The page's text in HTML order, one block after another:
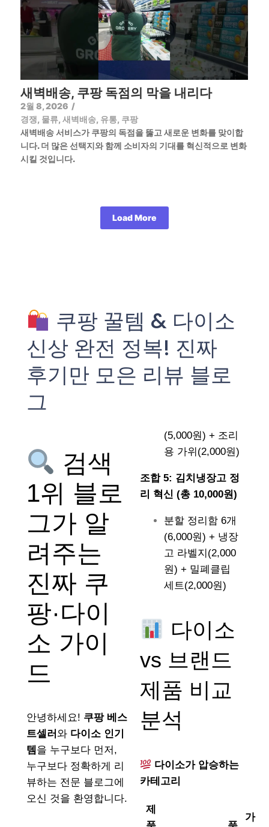
새벽배송, 쿠팡 독점의 막을 내리다
2월 8, 2026 /
경쟁, 물류, 새벽배송, 유통, 쿠팡
새벽배송 서비스가 쿠팡의 독점을 뚫고 새로운 변화를 맞이합
니다. 더 많은 선택지와 함께 소비자의 기대를 혁신적으로 변화
시킬 것입니다.
Load More
쿠팡 꿀템 & 다이소
신상 완전 정복! 진짜
후기만 모은 리뷰 블로
그
검색
1위 블로
그가 알
려주는
진짜 쿠
팡·다이
소 가이
드
안녕하세요! 쿠팡 베스
트셀러 와 다이소 인기
템 을 누구보다 먼저,
누구보다 정확하게 리
뷰하는 전문 블로그에
오신 것을 환영합니다.
(5,000원) + 조리
용 가위(2,000원)
조합 5: 김치냉장고 정
리 혁신 (총 10,000원)
분할 정리함 6개
(6,000원) + 냉장
고 라벨지(2,000
원) + 밀폐클립
세트(2,000원)
다이소
vs 브랜드
제품 비교
분석
다이소가 압승하는
카테고리
제
가